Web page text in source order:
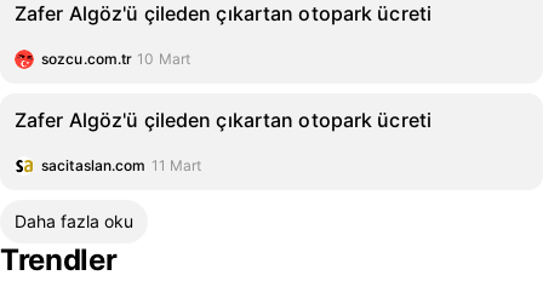
Zafer Algöz'ü çileden çıkartan otopark ücreti
sozcu.com.tr 10 Mart
Zafer Algöz'ü çileden çıkartan otopark ücreti
sacitaslan.com 11 Mart
Daha fazla oku
Trendler